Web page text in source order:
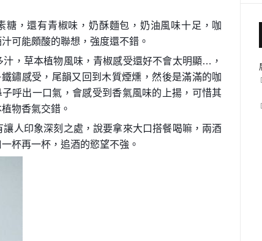
，還有青椒味，奶酥麵包，奶油風味十足，咖
可能頗酸的聯想，強度還不錯。
，草本植物風味，青椒感受還好不會太明顯…，
鏽感受，尾韻又回到木質煙燻，然後是滿滿的咖
呼出一口氣，會感受到香氣風味的上揚，可惜其
物香氣交錯。
人印象深刻之處，說要拿來大口搭餐喝嘛，兩酒
杯再一杯，追酒的慾望不強。